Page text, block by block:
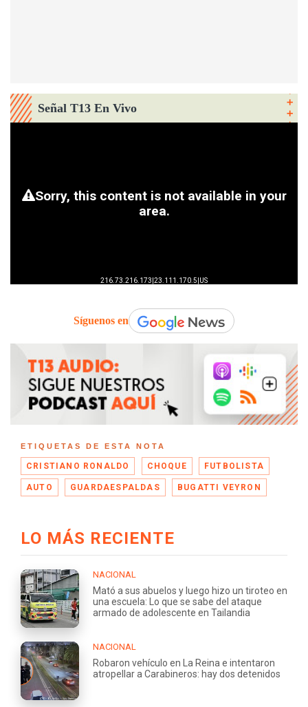
Señal T13 En Vivo
Síguenos en
ETIQUETAS DE ESTA NOTA
CRISTIANO RONALDO CHOQUE FUTBOLISTA
AUTO GUARDAESPALDAS BUGATTI VEYRON
LO MÁS RECIENTE
NACIONAL
Mató a sus abuelos y luego hizo un tiroteo en
una escuela: Lo que se sabe del ataque
armado de adolescente en Tailandia
NACIONAL
Robaron vehículo en La Reina e intentaron
atropellar a Carabineros: hay dos detenidos